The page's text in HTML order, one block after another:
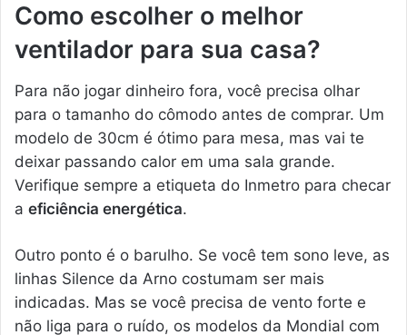
Como escolher o melhor
ventilador para sua casa?
Para não jogar dinheiro fora, você precisa olhar
para o tamanho do cômodo antes de comprar. Um
modelo de 30cm é ótimo para mesa, mas vai te
deixar passando calor em uma sala grande.
Verifique sempre a etiqueta do Inmetro para checar
a eficiência energética.
Outro ponto é o barulho. Se você tem sono leve, as
linhas Silence da Arno costumam ser mais
indicadas. Mas se você precisa de vento forte e
não liga para o ruído, os modelos da Mondial com